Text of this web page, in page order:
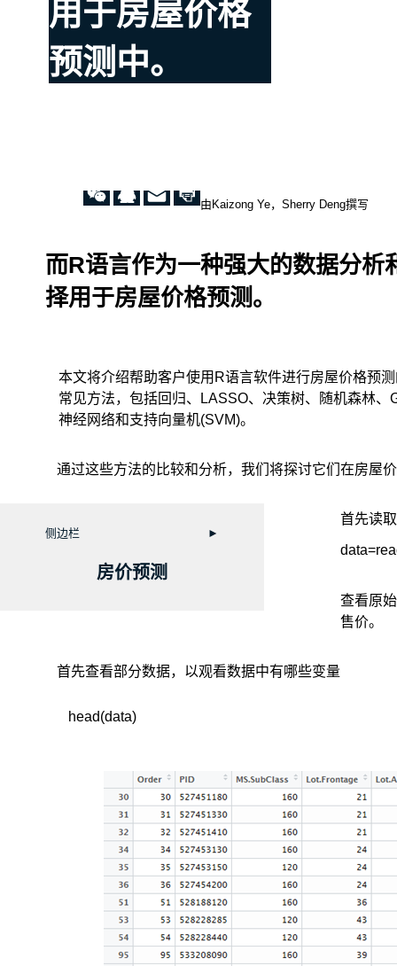
用于房屋价格
预测中。
由Kaizong Ye，Sherry Deng撰写
而R语言作为一种强大的数据分
择用于房屋价格预测。
本文将介绍帮助客户使用R语言软件进行房屋价格预
常见方法，包括回归、LASSO、决策树、随机森林、
神经网络和支持向量机(SVM)。
通过这些方法的比较和分析，我们将探讨它们在房屋
侧边栏 ►
房价预测
首先读
查看原
售价。
首先查看部分数据，以观看数据中有哪些变量
head(data)